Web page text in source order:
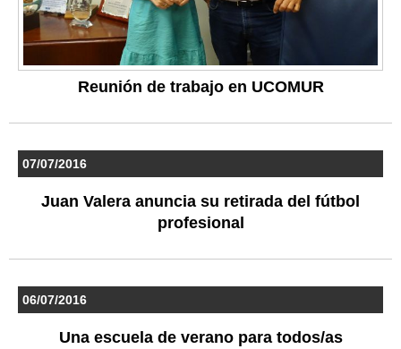
Reunión de trabajo en UCOMUR
07/07/2016
Juan Valera anuncia su retirada del fútbol
profesional
06/07/2016
Una escuela de verano para todos/as